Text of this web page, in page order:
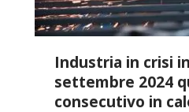
Industria in crisi
settembre 2024
consecutivo in